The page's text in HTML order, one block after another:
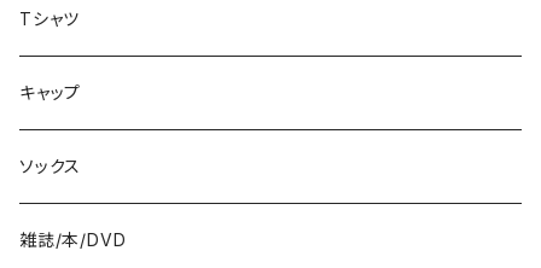
8.4インチ
8.5インチ
8.6インチ
8.7インチ
Tシャツ
キャップ
ソックス
雑誌/本/DVD